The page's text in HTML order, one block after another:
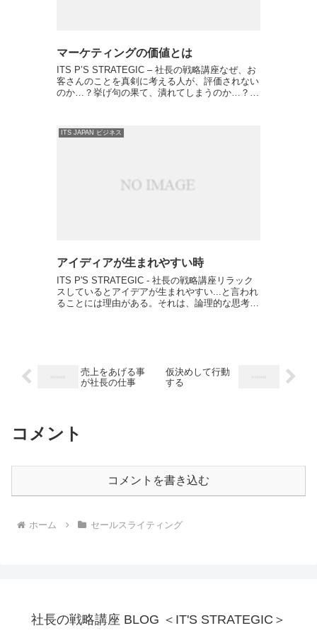
マーケティングの価値とは
ITS P’S STRATEGIC – 社長の戦略講座なぜ、お
客さんのことを真剣に考える人が、評価されない
のか…？挙げ句の果て、潰れてしまうのか…？
き...
ITS JAPAN ビジネス
アイディアが生まれやすい時
ITS P'S STRATEGIC - 社長の戦略講座リラック
スしているとアイデアが生まれやすい...と言われ
ることには理由がある。それは、論理的な思考を
売上をあげる事
が社長の仕事
仮決めして行動
する
コメント
コメントを書き込む
ホーム セールスライティング
社長の戦略講座 BLOG ＜IT'S STRATEGIC＞